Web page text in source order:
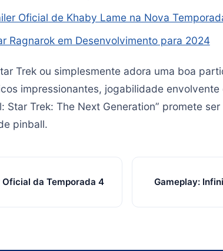
Oficial de Khaby Lame na Nova
Ragnarok em Desenvolvimento para 2024
Trek ou simplesmente adora uma boa
impressionantes, jogabilidade
Star Trek: The Next Generation” promete
pinball.
da Temporada 4
Gameplay: